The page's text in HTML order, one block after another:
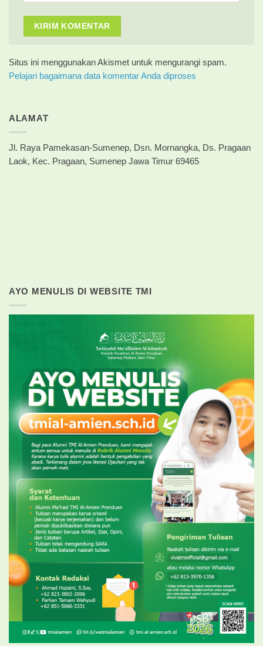
Situs ini menggunakan Akismet untuk mengurangi spam.
Pelajari bagaimana data komentar Anda diproses
ALAMAT
Jl. Raya Pamekasan-Sumenep, Dsn. Mornangka, Ds. Pragaan
Laok, Kec. Pragaan, Sumenep Jawa Timur 69465
AYO MENULIS DI WEBSITE TMI